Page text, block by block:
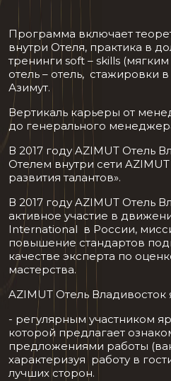
Программа включает
внутри Отеля, практика в
тренинги soft – skills
отель – отель, стажировки
Азимут.
Вертикаль карьеры от
до генерального
В 2017 году AZIMUT Отель
Отелем внутри сети
развития талантов».
В 2017 году AZIMUT Отель
активное участие в
International в России,
повышение стандартов
качестве эксперта по
мастерства.
AZIMUT Отель Владивосток
- регулярным участником
которой предлагает
предложениями работы
характеризуя работу в
лучших сторон.